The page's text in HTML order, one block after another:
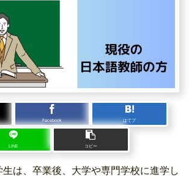
Facebook はてブ
LINE コピー
生は、卒業後、大学や専門学校に進学し